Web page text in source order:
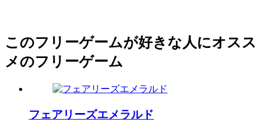
このフリーゲームが好きな人にオスス
メのフリーゲーム
フェアリーズエメラルド